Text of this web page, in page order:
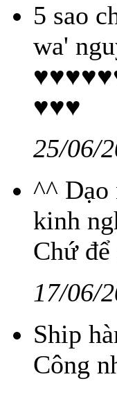
5 sao
wa'
♥♥♥
25/06/
^^ Dạo
kinh
Chứ
17/06/
Ship
Công